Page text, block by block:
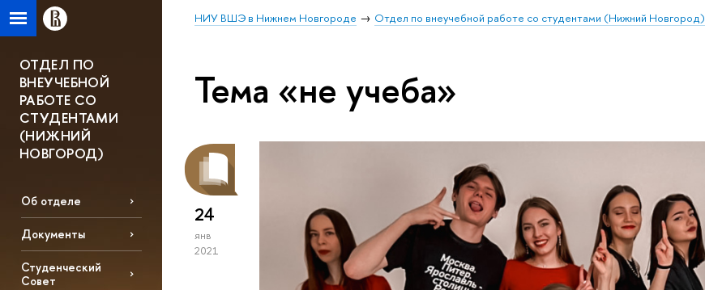
НИУ ВШЭ в Нижнем Новгороде Отдел по внеучебной работе со студентами (Нижний Новгород)
ОТДЕЛ ПО
ВНЕУЧЕБНОЙ
РАБОТЕ СО
СТУДЕНТАМИ
(НИЖНИЙ
НОВГОРОД)
Об отделе
Документы
Студенческий
Совет
Тема «не учеба»
24
янв
2021